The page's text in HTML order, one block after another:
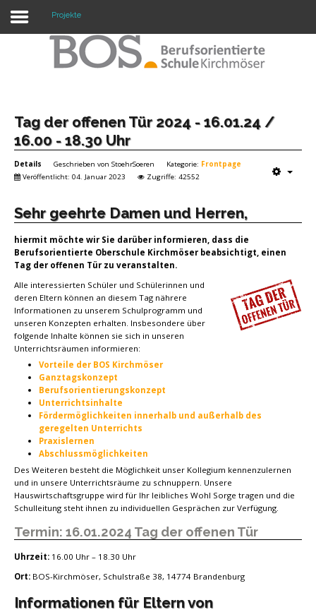
Warning: "continue" targeting switch is equivalent
Home
Profil
Unsere Schule
Termine
Mitwirkung
Kontakt
Projekte
Tag der offenen Tür 2024 - 16.01.24 /
16.00 - 18.30 Uhr
Details Geschrieben von StoehrSoeren Kategorie: Frontpage
Veröffentlicht: 04. Januar 2023
Zugriffe: 42552
Sehr geehrte Damen und Herren,
hiermit möchte wir Sie darüber informieren, dass die
Berufsorientierte Oberschule Kirchmöser beabsichtigt, einen
Tag der offenen Tür zu veranstalten.
Alle interessierten Schüler und Schülerinnen und
deren Eltern können an diesem Tag nährere
Informationen zu unserem Schulprogramm und
unseren Konzepten erhalten. Insbesondere über
folgende Inhalte können sie sich in unseren
Unterrichtsräumen informieren:
Vorteile der BOS Kirchmöser
Ganztagskonzept
Berufsorientierungskonzept
Unterrichtsinhalte
Fördermöglichkeiten innerhalb und außerhalb des
geregelten Unterrichts
Praxislernen
Abschlussmöglichkeiten
Des Weiteren besteht die Möglichkeit unser Kollegium kennenzulernen
und in unsere Unterrichtsräume zu schnuppern. Unsere
Hauswirtschaftsgruppe wird für Ihr leibliches Wohl Sorge tragen und die
Schulleitung steht ihnen zu individuellen Gesprächen zur Verfügung.
Termin: 16.01.2024 Tag der offenen Tür
Uhrzeit: 16.00 Uhr – 18.30 Uhr
Ort: BOS-Kirchmöser, Schulstraße 38, 14774 Brandenburg
Informationen für Eltern von